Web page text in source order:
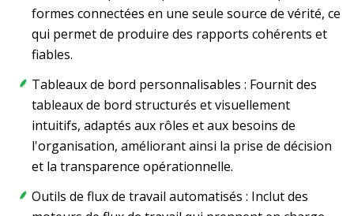
formes connectées en une seule source de vérité, ce
qui permet de produire des rapports cohérents et
fiables.
Tableaux de bord personnalisables : Fournit des
tableaux de bord structurés et visuellement
intuitifs, adaptés aux rôles et aux besoins de
l'organisation, améliorant ainsi la prise de décision
et la transparence opérationnelle.
Outils de flux de travail automatisés : Inclut des